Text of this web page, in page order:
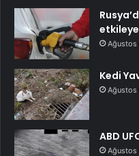
Ağustos
Kedi
Ağustos
ABD
Ağustos